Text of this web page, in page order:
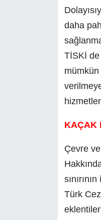
daha
TİSKİ de
mümkün
KAÇAK
Çevre
Türk